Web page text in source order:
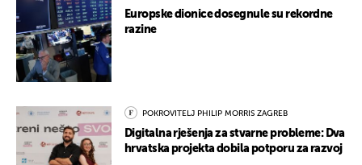
Europske dionice dosegnule su rekordne
razine
POKROVITELJ PHILIP MORRIS ZAGREB
Digitalna rješenja za stvarne probleme: Dva
hrvatska projekta dobila potporu za razvoj